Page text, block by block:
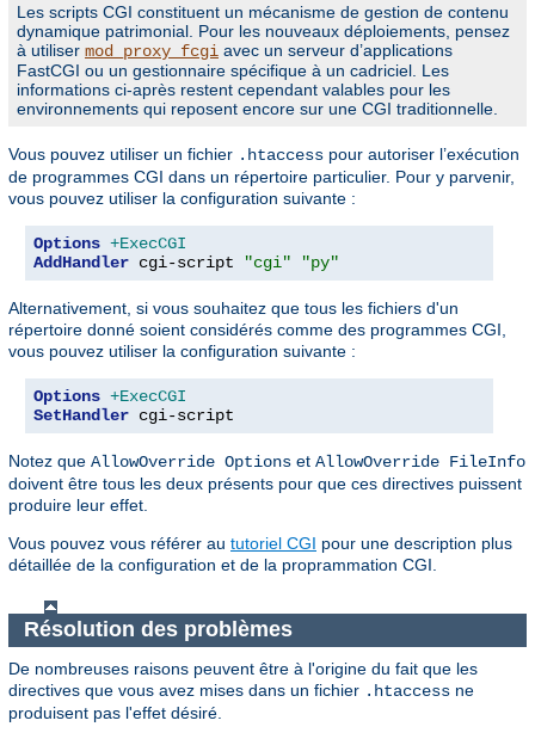
Les scripts CGI constituent un mécanisme de gestion de contenu
dynamique patrimonial. Pour les nouveaux déploiements, pensez
à utiliser mod_proxy_fcgi avec un serveur d’applications
FastCGI ou un gestionnaire spécifique à un cadriciel. Les
informations ci-après restent cependant valables pour les
environnements qui reposent encore sur une CGI traditionnelle.
Vous pouvez utiliser un fichier .htaccess pour autoriser l’exécution
de programmes CGI dans un répertoire particulier. Pour y parvenir,
vous pouvez utiliser la configuration suivante :
Options +ExecCGI
AddHandler cgi-script "cgi" "py"
Alternativement, si vous souhaitez que tous les fichiers d'un
répertoire donné soient considérés comme des programmes CGI,
vous pouvez utiliser la configuration suivante :
Options +ExecCGI
SetHandler cgi-script
Notez que AllowOverride Options et AllowOverride FileInfo
doivent être tous les deux présents pour que ces directives puissent
produire leur effet.
Vous pouvez vous référer au tutoriel CGI pour une description plus
détaillée de la configuration et de la proprammation CGI.
Résolution des problèmes
De nombreuses raisons peuvent être à l'origine du fait que les
directives que vous avez mises dans un fichier .htaccess ne
produisent pas l'effet désiré.